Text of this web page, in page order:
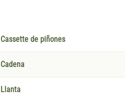
Cassette de piñones
Cadena
Llanta